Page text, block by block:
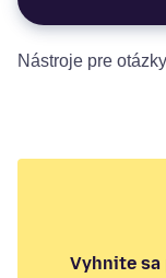
Nástroje pre otázky
Vyhnite sa